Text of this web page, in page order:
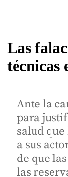
Las
técnicas
Ante la
para
salud
a sus
de que
las